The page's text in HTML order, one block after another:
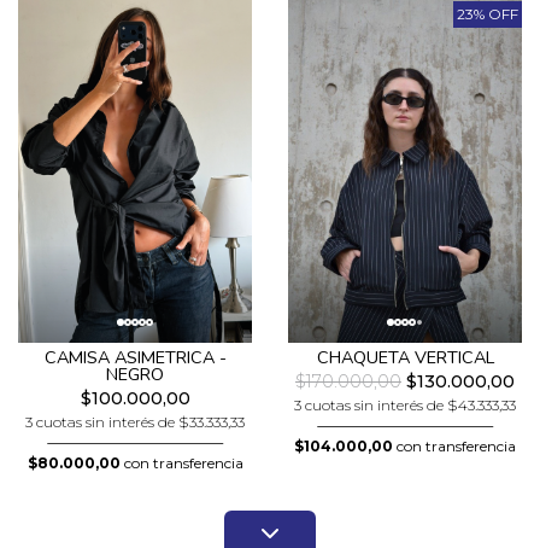
CAMISA ASIMETRICA -
NEGRO
$100.000,00
3 cuotas sin interés de $33.333,33
$80.000,00 con transferencia
23% OFF
CHAQUETA VERTICAL
$170.000,00 $130.000,00
3 cuotas sin interés de $43.333,33
$104.000,00 con transferencia